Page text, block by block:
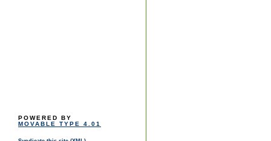
POWERED BY
MOVABLE TYPE 4.01